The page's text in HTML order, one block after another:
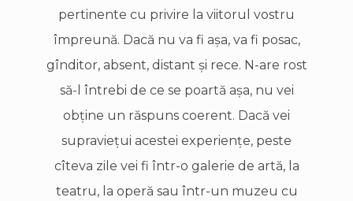
pertinente cu privire la viitorul vostru
împreună. Dacă nu va fi aşa, va fi posac,
gînditor, absent, distant şi rece. N-are rost
să-l întrebi de ce se poartă aşa, nu vei
obţine un răspuns coerent. Dacă vei
supravieţui acestei experienţe, peste
cîteva zile vei fi într-o galerie de artă, la
teatru, la operă sau într-un muzeu cu